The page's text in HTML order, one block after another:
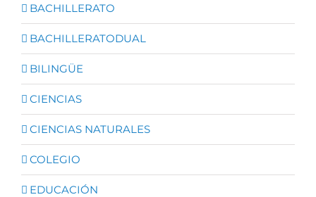
BACHILLERATO
BACHILLERATODUAL
BILINGÜE
CIENCIAS
CIENCIAS NATURALES
COLEGIO
EDUCACIÓN